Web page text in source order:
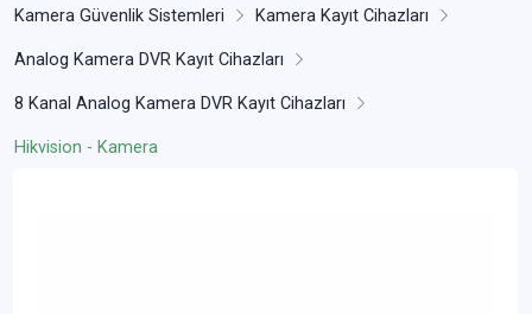
Kamera Güvenlik Sistemleri Kamera Kayıt Cihazları
Analog Kamera DVR Kayıt Cihazları
8 Kanal Analog Kamera DVR Kayıt Cihazları
Hikvision - Kamera